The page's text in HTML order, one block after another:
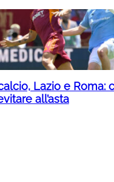
Lazio e Roma:
all’asta